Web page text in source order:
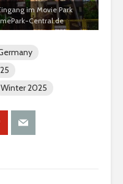
im Movie Park
Central.de
Winter 2025